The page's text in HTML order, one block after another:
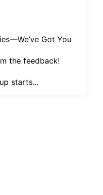
Got You
the feedback!
starts...